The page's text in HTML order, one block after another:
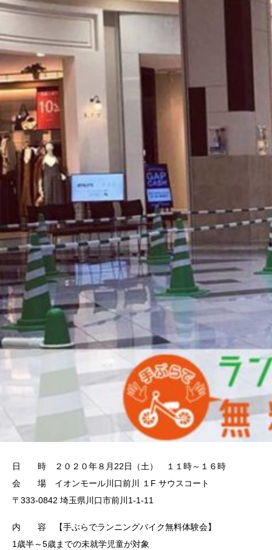
日 時 ２０２０年８月22日（土） １１時～１６時
会 場 イオンモール川口前川 １F サウスコート
〒333-0842 埼玉県川口市前川1-1-11
内 容 【手ぶらでランニングバイク無料体験会】
1歳半～5歳までの未就学児童が対象